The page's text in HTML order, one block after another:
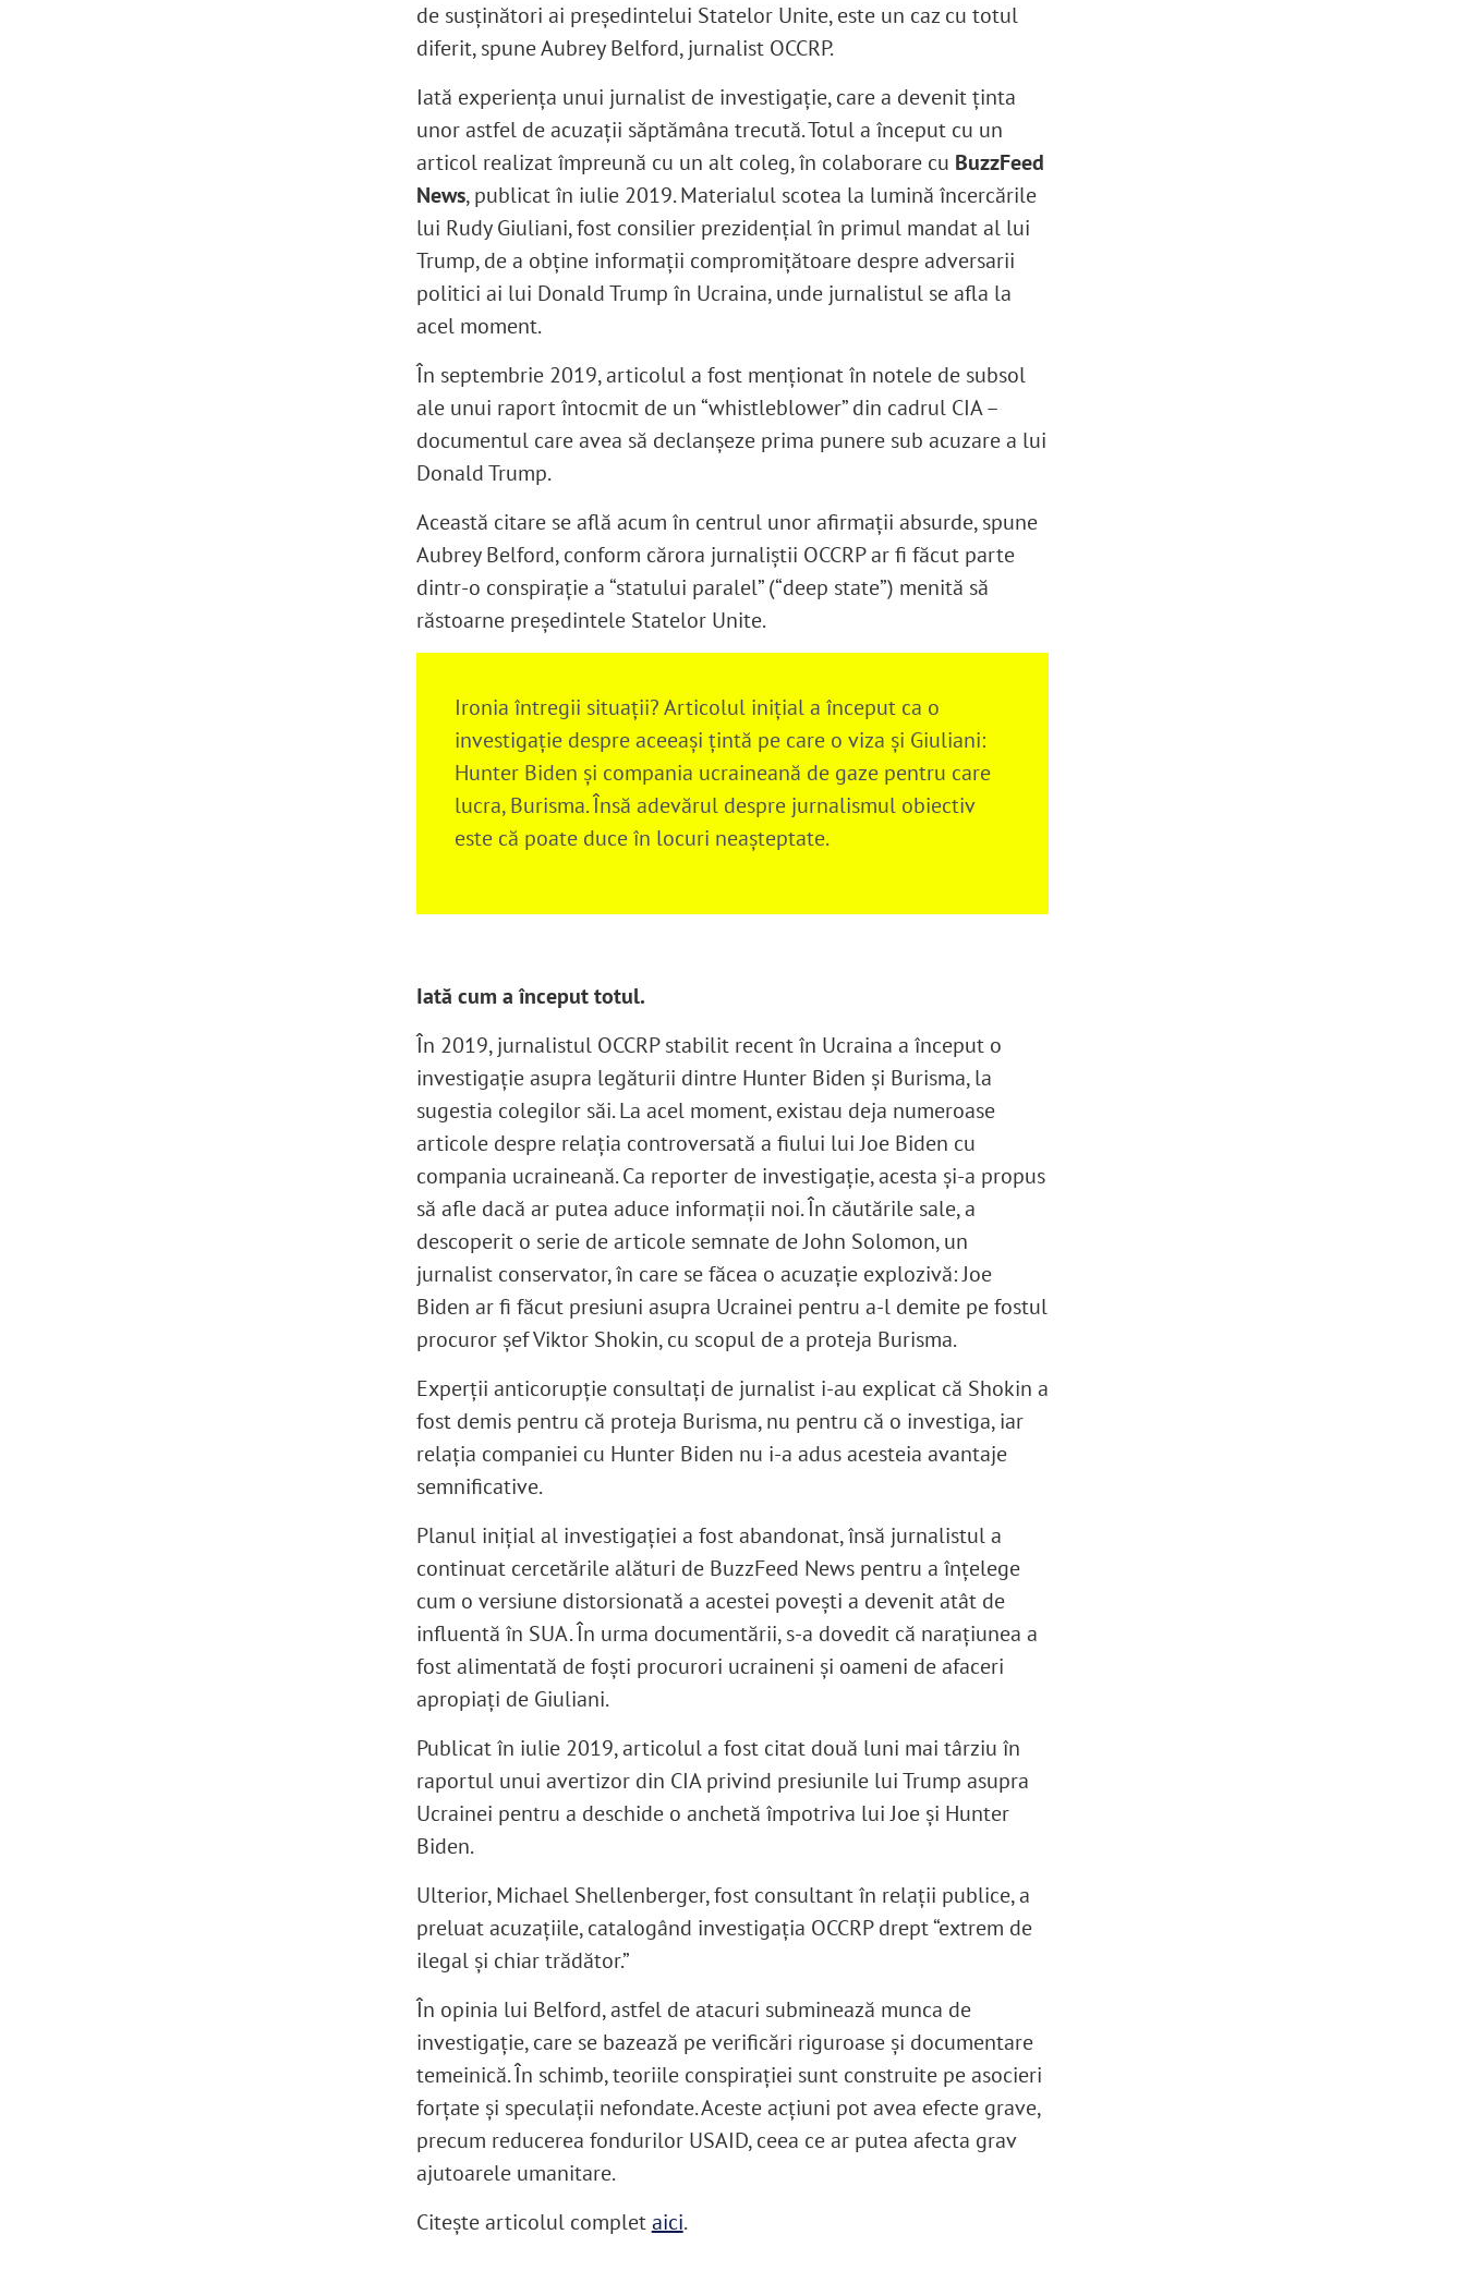
de susţinători ai preşedintelui Statelor Unite, este un caz cu totul
diferit, spune Aubrey Belford, jurnalist OCCRP.
Iată experienţa unui jurnalist de investigaţie, care a devenit ţinta
unor astfel de acuzaţii săptămâna trecută. Totul a început cu un
articol realizat împreună cu un alt coleg, în colaborare cu BuzzFeed
News, publicat în iulie 2019. Materialul scotea la lumină încercările
lui Rudy Giuliani, fost consilier prezidenţial în primul mandat al lui
Trump, de a obţine informaţii compromițătoare despre adversarii
politici ai lui Donald Trump în Ucraina, unde jurnalistul se afla la
acel moment.
În septembrie 2019, articolul a fost menţionat în notele de subsol
ale unui raport întocmit de un “whistleblower” din cadrul CIA –
documentul care avea să declanşeze prima punere sub acuzare a lui
Donald Trump.
Această citare se află acum în centrul unor afirmaţii absurde, spune
Aubrey Belford, conform cărora jurnaliştii OCCRP ar fi făcut parte
dintr-o conspiraţie a “statului paralel” (“deep state”) menită să
răstoarne preşedintele Statelor Unite.
Ironia întregii situaţii? Articolul iniţial a început ca o
investigaţie despre aceeaşi ţintă pe care o viza şi Giuliani:
Hunter Biden şi compania ucraineană de gaze pentru care
lucra, Burisma. Însă adevărul despre jurnalismul obiectiv
este că poate duce în locuri neaşteptate.
Iată cum a început totul.
În 2019, jurnalistul OCCRP stabilit recent în Ucraina a început o
investigaţie asupra legăturii dintre Hunter Biden şi Burisma, la
sugestia colegilor săi. La acel moment, existau deja numeroase
articole despre relația controversată a fiului lui Joe Biden cu
compania ucraineană. Ca reporter de investigație, acesta și-a propus
să afle dacă ar putea aduce informații noi. În căutările sale, a
descoperit o serie de articole semnate de John Solomon, un
jurnalist conservator, în care se făcea o acuzație explozivă: Joe
Biden ar fi făcut presiuni asupra Ucrainei pentru a-l demite pe fostul
procuror șef Viktor Shokin, cu scopul de a proteja Burisma.
Experţii anticorupţie consultaţi de jurnalist i-au explicat că Shokin a
fost demis pentru că proteja Burisma, nu pentru că o investiga, iar
relaţia companiei cu Hunter Biden nu i-a adus acesteia avantaje
semnificative.
Planul inițial al investigației a fost abandonat, însă jurnalistul a
continuat cercetările alături de BuzzFeed News pentru a înțelege
cum o versiune distorsionată a acestei povești a devenit atât de
influentă în SUA. În urma documentării, s-a dovedit că naraţiunea a
fost alimentată de foşti procurori ucraineni şi oameni de afaceri
apropiaţi de Giuliani.
Publicat în iulie 2019, articolul a fost citat două luni mai târziu în
raportul unui avertizor din CIA privind presiunile lui Trump asupra
Ucrainei pentru a deschide o anchetă împotriva lui Joe și Hunter
Biden.
Ulterior, Michael Shellenberger, fost consultant în relaţii publice, a
preluat acuzaţiile, catalogând investigaţia OCCRP drept “extrem de
ilegal și chiar trădător.”
În opinia lui Belford, astfel de atacuri subminează munca de
investigație, care se bazează pe verificări riguroase și documentare
temeinică. În schimb, teoriile conspirației sunt construite pe asocieri
forțate și speculații nefondate. Aceste acţiuni pot avea efecte grave,
precum reducerea fondurilor USAID, ceea ce ar putea afecta grav
ajutoarele umanitare.
Citeşte articolul completaici.